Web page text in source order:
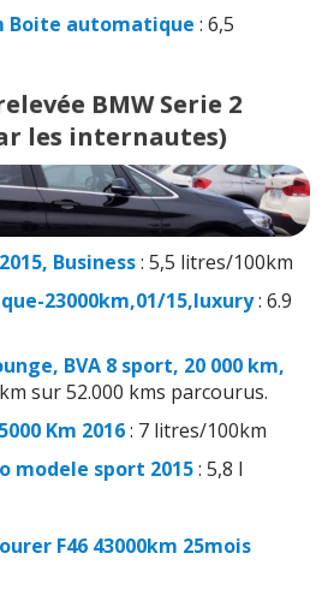
Boite automatique : 6,5
BMW Serie 2
les internautes)
Business: 5,5 litres/100km
23000km,01/15,luxury: 6.9
BVA 8 sport, 20 000 km,
sur 52.000 kms parcourus.
Km 2016: 7 litres/100km
modele sport 2015: 5,8 l
F46 43000km 25mois